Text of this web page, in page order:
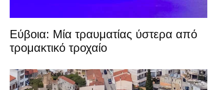
Εύβοια: Μία τραυματίας ύστερα από
τρομακτικό τροχαίο